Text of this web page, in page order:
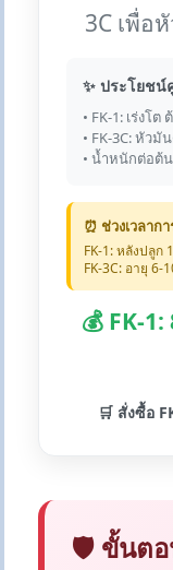
3C เพื่อ
✨ ประโยชน์
• FK-1: เร่งโ
• FK-3C: หัว
• น้ำหนักต่อต้
⏰ ช่วงเวลาก
FK-1: หลังปลูก
FK-3C: อายุ 6-
💰 FK-
🛒 สั่งซื้อ
🛡️ ขั้นตอ